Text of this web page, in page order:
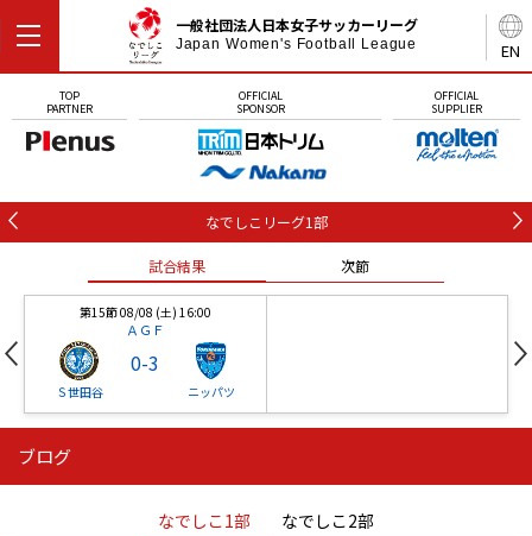
EN
一般社団法人日本女子サッカーリーグ
Japan Women's Football League
TOP
PARTNER
OFFICIAL
SPONSOR
OFFICIAL
SUPPLIER
なでしこリーグ1部
試合結果 次節
第15節 08/08 (土) 16:00
ＡＧＦ
Ｓ世田谷
0-3
ニッパツ
ニッパツ 石人の星
ブログ
なでしこ1部 なでしこ2部